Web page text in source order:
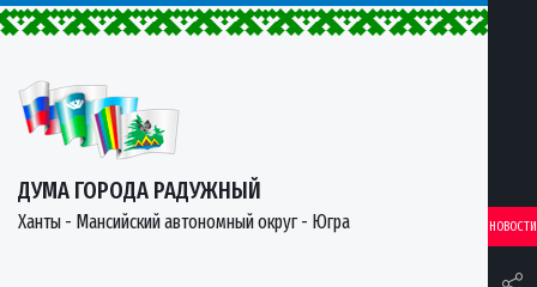
ДУМА ГОРОДА РАДУЖНЫЙ
Ханты - Мансийский автономный округ - Югра НОВОСТИ